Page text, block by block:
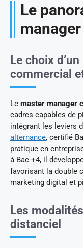
Le
Le choix
commercial
Le master manager
cadres capables de
intégrant les leviers
alternance, certifié
pratique en
à Bac +4, il
favorisant la double
marketing digital et
Les
distanciel